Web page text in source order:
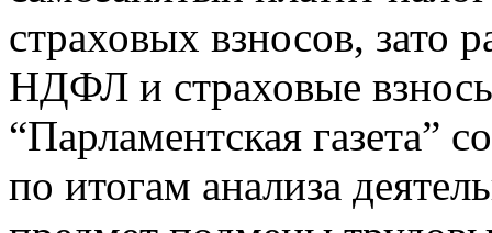
страховых взносов, зато
НДФЛ и страховые
“Парламентская
по итогам анализа